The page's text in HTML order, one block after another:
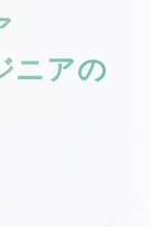
ニアの